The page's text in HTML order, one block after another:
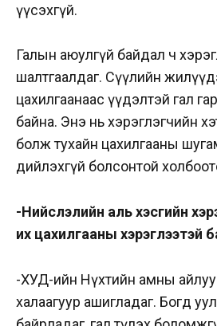
үүсэхгүй.
Галын аюулгүй байдал ч
шалтгаалдаг. Сүүлийн
цахилгаанаас үүдэлтэй гал
байна. Энэ нь хэрэглэгчийн
болж тухайн цахилгааны
дийлэхгүй болсонтой
-Нийслэлийн аль хэсгийн
их цахилгааны хэрэглээтэй
-ХУД-ийн Нүхтийн амны
халаагуур ашигладаг. Богд